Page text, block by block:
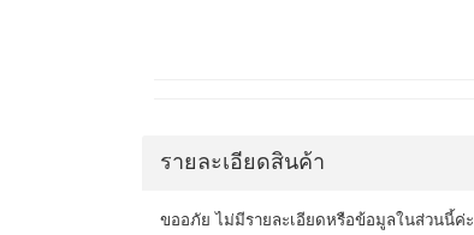
รายละเอียดสินค้า
ขออภัย ไม่มีรายละเอียดหรือข้อมูลในส่วนนี้ค่ะ